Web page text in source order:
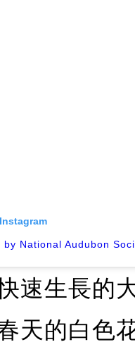
by National Audubon
速生長的
天的白色